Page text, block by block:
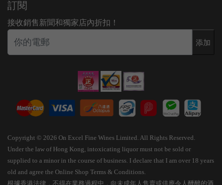
訂閱
接收銷售新聞和獨家店內折扣！
添加
Copyright © 2026 On Excel Fine Wines Limited. All Rights Reserved.
Under the law of Hong Kong, intoxicating liquor must not be sold or
supplied to a minor in the course of business. I declare that I am over 18 years
old and agree the Online Shop Terms & Conditions.
根據香港法律，不得在業務過程中，向未成年人售賣或供應令人醺醉的酒